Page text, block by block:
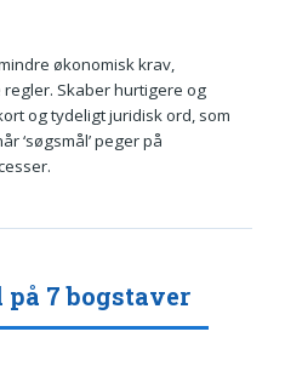
økonomisk krav,
Skaber hurtigere og
og tydeligt juridisk ord, som
‘søgsmål’ peger på
7 bogstaver